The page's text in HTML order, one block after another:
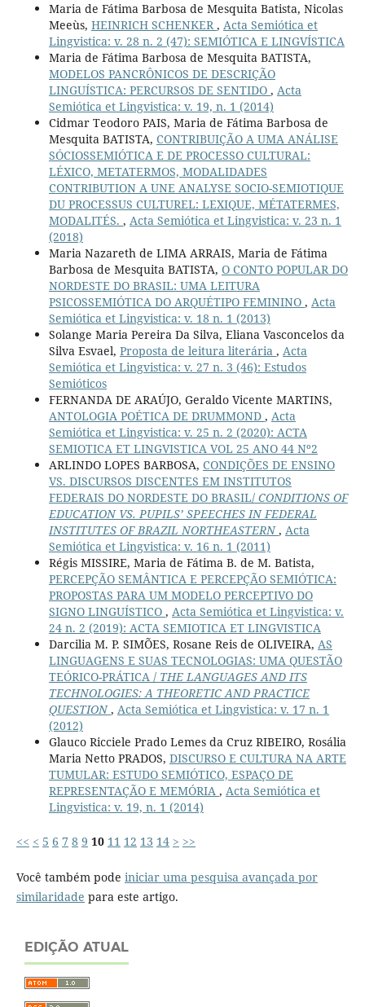
Maria de Fátima Barbosa de Mesquita Batista, Nicolas
Meeùs, HEINRICH SCHENKER, Acta Semiótica et
Lingvistica: v. 28 n. 2 (47): SEMIÓTICA E LINGVÍSTICA
Maria de Fátima Barbosa de Mesquita BATISTA,
MODELOS PANCRÔNICOS DE DESCRIÇÃO
LINGUÍSTICA: PERCURSOS DE SENTIDO , Acta
Semiótica et Lingvistica: v. 19, n. 1 (2014)
Cidmar Teodoro PAIS, Maria de Fátima Barbosa de
Mesquita BATISTA, CONTRIBUIÇÃO A UMA ANÁLISE
SÓCIOSSEMIÓTICA E DE PROCESSO CULTURAL:
LÉXICO, METATERMOS, MODALIDADES
CONTRIBUTION A UNE ANALYSE SOCIO-SEMIOTIQUE
DU PROCESSUS CULTUREL: LEXIQUE, MÉTATERMES,
MODALITÉS. , Acta Semiótica et Lingvistica: v. 23 n. 1
(2018)
Maria Nazareth de LIMA ARRAIS, Maria de Fátima
Barbosa de Mesquita BATISTA, O CONTO POPULAR DO
NORDESTE DO BRASIL: UMA LEITURA
PSICOSSEMIÓTICA DO ARQUÉTIPO FEMININO , Acta
Semiótica et Lingvistica: v. 18 n. 1 (2013)
Solange Maria Pereira Da Silva, Eliana Vasconcelos da
Silva Esvael, Proposta de leitura literária , Acta
Semiótica et Lingvistica: v. 27 n. 3 (46): Estudos
Semióticos
FERNANDA DE ARAÚJO, Geraldo Vicente MARTINS,
ANTOLOGIA POÉTICA DE DRUMMOND , Acta
Semiótica et Lingvistica: v. 25 n. 2 (2020): ACTA
SEMIOTICA ET LINGVISTICA VOL 25 ANO 44 Nº2
ARLINDO LOPES BARBOSA, CONDIÇÕES DE ENSINO
VS. DISCURSOS DISCENTES EM INSTITUTOS
FEDERAIS DO NORDESTE DO BRASIL/CONDITIONS OF
EDUCATION VS. PUPILS’ SPEECHES IN FEDERAL
INSTITUTES OF BRAZIL NORTHEASTERN , Acta
Semiótica et Lingvistica: v. 16 n. 1 (2011)
Régis MISSIRE, Maria de Fátima B. de M. Batista,
PERCEPÇÃO SEMÂNTICA E PERCEPÇÃO SEMIÓTICA:
PROPOSTAS PARA UM MODELO PERCEPTIVO DO
SIGNO LINGUÍSTICO , Acta Semiótica et Lingvistica: v.
24 n. 2 (2019): ACTA SEMIOTICA ET LINGVISTICA
Darcilia M. P. SIMÕES, Rosane Reis de OLIVEIRA, AS
LINGUAGENS E SUAS TECNOLOGIAS: UMA QUESTÃO
TEÓRICO-PRÁTICA / THE LANGUAGES AND ITS
TECHNOLOGIES: A THEORETIC AND PRACTICE
QUESTION , Acta Semiótica et Lingvistica: v. 17 n. 1
(2012)
Glauco Ricciele Prado Lemes da Cruz RIBEIRO, Rosália
Maria Netto PRADOS, DISCURSO E CULTURA NA ARTE
TUMULAR: ESTUDO SEMIÓTICO, ESPAÇO DE
REPRESENTAÇÃO E MEMÓRIA , Acta Semiótica et
Lingvistica: v. 19, n. 1 (2014)
<< < 5 6 7 8 9 10 11 12 13 14 > >>
Você também pode iniciar uma pesquisa avançada por
similaridade para este artigo.
EDIÇÃO ATUAL